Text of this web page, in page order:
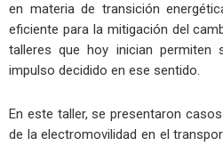
en materia de transición
eficiente para la mitigación del
talleres que hoy inician permiten
impulso decidido en ese sentido.
En este taller, se presentaron
de la electromovilidad en el